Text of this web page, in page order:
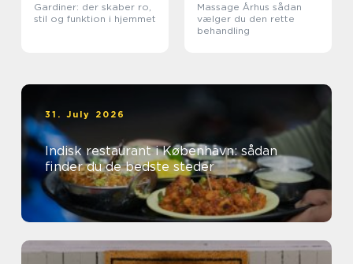
Gardiner: der skaber ro,
stil og funktion i hjemmet
Massage Århus sådan
vælger du den rette
behandling
31. July 2026
Indisk restaurant i København: sådan
finder du de bedste steder